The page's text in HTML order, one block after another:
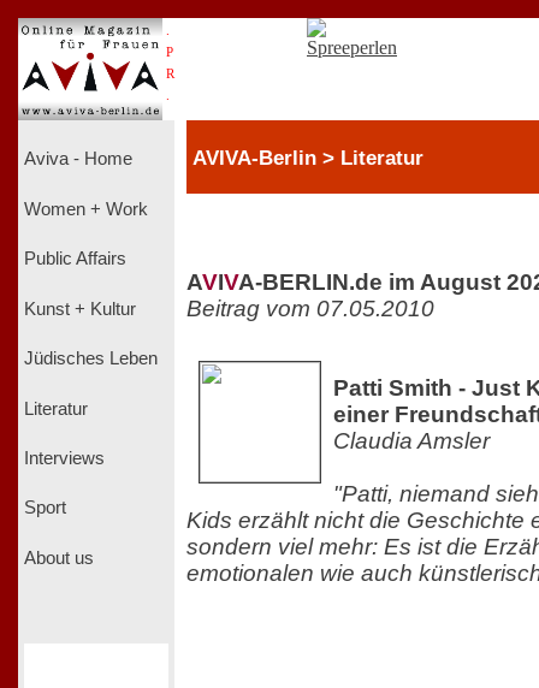
P
R
Aviva - Home
Women + Work
Public Affairs
Kunst + Kultur
Jüdisches Leben
Literatur
Interviews
Sport
About us
AVIVA-Berlin > Literatur
AVIVA-BERLIN.de im August
Beitrag vom 07.05.2010
Patti Smith - Just
einer
Claudia Amsler
"Patti, niemand
Kids erzählt nicht die Geschichte
sondern viel mehr: Es ist die
emotionalen wie auch